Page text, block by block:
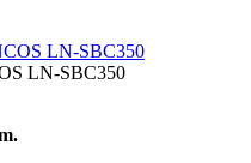
LN-SBC350